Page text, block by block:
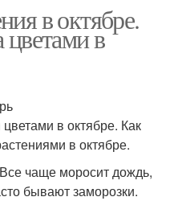
в октябре.
цветами в
в октябре. Как
в октябре.
чаще моросит дождь,
бывают заморозки.